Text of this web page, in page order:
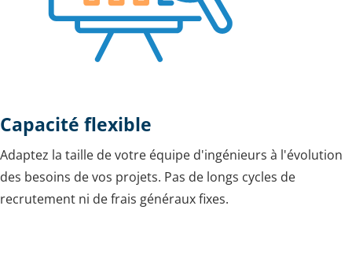
Capacité flexible
Adaptez la taille de votre équipe d'ingénieurs à l'évolution
des besoins de vos projets. Pas de longs cycles de
recrutement ni de frais généraux fixes.